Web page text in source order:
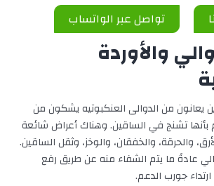
تواصل عبر الواتساب
والأوردة
يعانون من الدوالى العنكبوتيه يشكون من
بأنها تشنج في الساقين. وهناك أعراض شائعة
والحرقة، والخفقان، والوخز، وثقل الساقين.
عادةً ما يتم الشفاء منه عن طريق رفع
جورب الدعم.